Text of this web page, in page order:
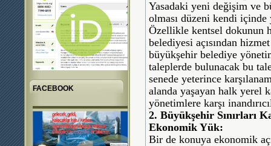
FACEBOOK
Yasadaki yeni değişim ve
olması düzeni kendi
Özellikle kentsel dokunun
belediyesi açısından
büyükşehir belediye
taleplerde bulunacak bu
senede yeterince
alanda yaşayan halk yerel
yönetimlere karşı
2. Büyükşehir Sınırları
Ekonomik Yük:
Bir de konuya ekonomik